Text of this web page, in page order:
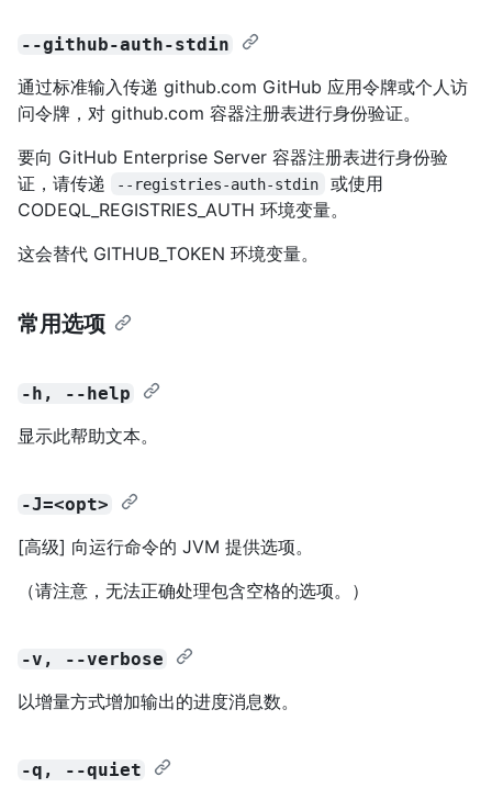
--github-auth-stdin
通过标准输入传递 github.com GitHub 应用令牌或个人访
问令牌，对 github.com 容器注册表进行身份验证。
要向 GitHub Enterprise Server 容器注册表进行身份验
证，请传递
--registries-auth-stdin
或使用
CODEQL_REGISTRIES_AUTH 环境变量。
这会替代 GITHUB_TOKEN 环境变量。
常用选项
-h, --help
显示此帮助文本。
-J=<opt>
[高级] 向运行命令的 JVM 提供选项。
（请注意，无法正确处理包含空格的选项。）
-v, --verbose
以增量方式增加输出的进度消息数。
-q, --quiet